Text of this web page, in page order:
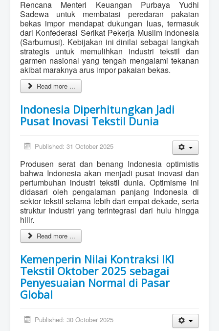
Rencana Menteri Keuangan Purbaya Yudhi
Sadewa untuk membatasi peredaran pakaian
bekas impor mendapat dukungan luas, termasuk
dari Konfederasi Serikat Pekerja Muslim Indonesia
(Sarbumusi). Kebijakan ini dinilai sebagai langkah
strategis untuk memulihkan industri tekstil dan
garmen nasional yang tengah mengalami tekanan
akibat maraknya arus impor pakaian bekas.
Read more ...
Indonesia Diperhitungkan Jadi
Pusat Inovasi Tekstil Dunia
Published: 31 October 2025
Produsen serat dan benang Indonesia optimistis
bahwa Indonesia akan menjadi pusat inovasi dan
pertumbuhan industri tekstil dunia. Optimisme ini
didasari oleh pengalaman panjang Indonesia di
sektor tekstil selama lebih dari empat dekade, serta
struktur industri yang terintegrasi dari hulu hingga
hilir.
Read more ...
Kemenperin Nilai Kontraksi IKI
Tekstil Oktober 2025 sebagai
Penyesuaian Normal di Pasar
Global
Published: 30 October 2025